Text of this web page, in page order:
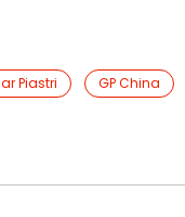
Piastri GP China